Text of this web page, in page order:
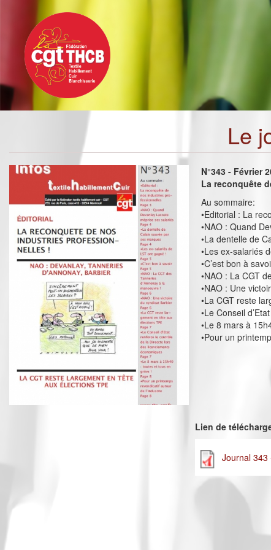
contenu
principal
Le
N°343 - Février
La reconquête
Au sommaire:
•Editorial : La
•NAO : Quand
•La dentelle de
•Les ex-salariés
•C’est bon à
•NAO : La CGT
•NAO : Une
•La CGT reste
•Le Conseil
•Le 8 mars à
•Pour un
Lien de
Journal